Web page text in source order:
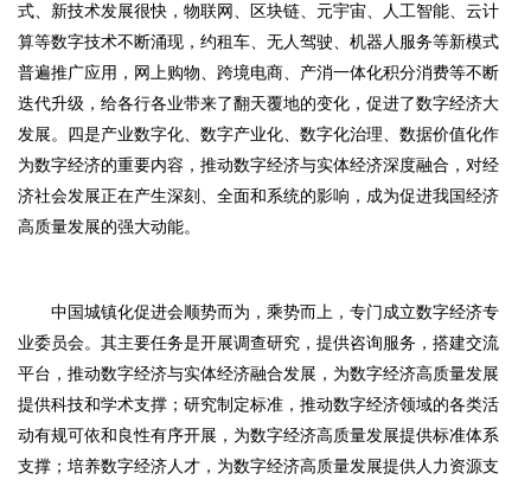
式、新技术发展很快，物联网、区块链、元宇宙、人工智能、云计
算等数字技术不断涌现，约租车、无人驾驶、机器人服务等新模式
普遍推广应用，网上购物、跨境电商、产消一体化积分消费等不断
迭代升级，给各行各业带来了翻天覆地的变化，促进了数字经济大
发展。四是产业数字化、数字产业化、数字化治理、数据价值化作
为数字经济的重要内容，推动数字经济与实体经济深度融合，对经
济社会发展正在产生深刻、全面和系统的影响，成为促进我国经济
高质量发展的强大动能。
中国城镇化促进会顺势而为，乘势而上，专门成立数字经济专
业委员会。其主要任务是开展调查研究，提供咨询服务，搭建交流
平台，推动数字经济与实体经济融合发展，为数字经济高质量发展
提供科技和学术支撑；研究制定标准，推动数字经济领域的各类活
动有规可依和良性有序开展，为数字经济高质量发展提供标准体系
支撑；培养数字经济人才，为数字经济高质量发展提供人力资源支